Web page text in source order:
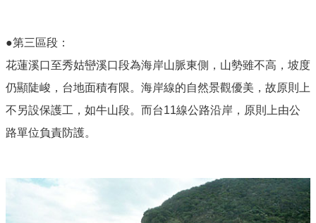
●第三區段：
花蓮溪口至秀姑巒溪口段為海岸山脈東側，山勢雖不高，坡度
仍顯陡峻，台地面積有限。海岸線的自然景觀優美，故原則上
不另設保護工，如牛山段。而台11線公路沿岸，原則上由公
路單位負責防護。